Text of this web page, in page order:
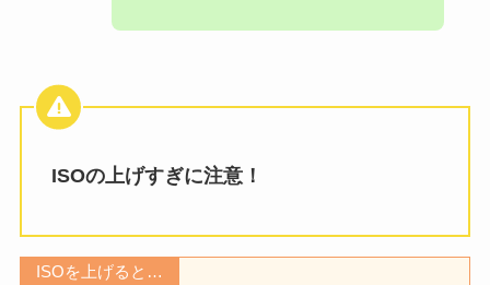
ISOの上げすぎに注意！
ISOを上げると…